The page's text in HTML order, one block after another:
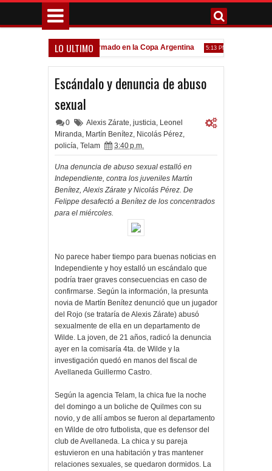
LO ULTIMO
Todo confirmado en la Copa Argentina 5:13 PM Goleada
Escándalo y denuncia de abuso
sexual
0 Alexis Zárate, justicia, Leonel
Miranda, Martín Benítez, Nicolás Pérez,
policía, Telam 3:40 p.m.
Una denuncia de abuso sexual estalló en
Independiente, contra los juveniles Martín
Benítez, Alexis Zárate y Nicolás Pérez. De
Felippe desafectó a Benítez de los concentrados
para el miércoles.
No parece haber tiempo para buenas noticias en
Independiente y hoy estalló un escándalo que
podría traer graves consecuencias en caso de
confirmarse. Según la información, la presunta
novia de Martín Benítez denunció que un jugador
del Rojo (se trataría de Alexis Zárate) abusó
sexualmente de ella en un departamento de
Wilde. La joven, de 21 años, radicó la denuncia
ayer en la comisaría 4ta. de Wilde y la
investigación quedó en manos del fiscal de
Avellaneda Guillermo Castro.
Según la agencia Telam, la chica fue la noche
del domingo a un boliche de Quilmes con su
novio, y de allí ambos se fueron al departamento
en Wilde de otro futbolista, que es defensor del
club de Avellaneda. La chica y su pareja
estuvieron en una habitación y tras mantener
relaciones sexuales, se quedaron dormidos. La